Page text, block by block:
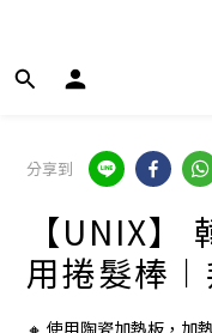
分享到
【UNIX】
用捲髮棒